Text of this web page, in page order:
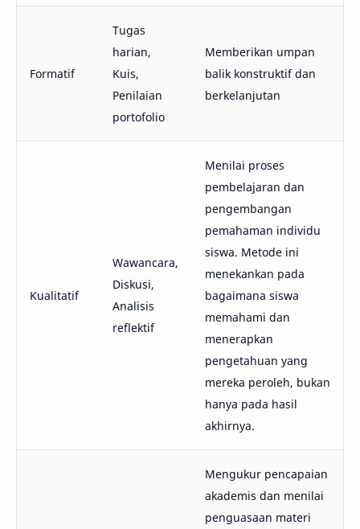
Formatif
Tugas
harian,
Kuis,
Penilaian
portofolio
Memberikan umpan
balik konstruktif dan
berkelanjutan
Kualitatif
Wawancara,
Diskusi,
Analisis
reflektif
Menilai proses
pembelajaran dan
pengembangan
pemahaman individu
siswa. Metode ini
menekankan pada
bagaimana siswa
memahami dan
menerapkan
pengetahuan yang
mereka peroleh, bukan
hanya pada hasil
akhirnya.
Mengukur pencapaian
akademis dan menilai
penguasaan materi